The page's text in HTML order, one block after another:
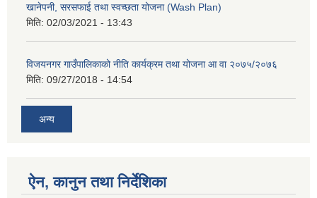
खानेपनी, सरसफाई तथा स्वच्छता योजना (Wash Plan)
मिति: 02/03/2021 - 13:43
विजयनगर गाउँपालिकाको नीति कार्यक्रम तथा योजना आ वा २०७५/२०७६
मिति: 09/27/2018 - 14:54
अन्य
ऐन, कानुन तथा निर्देशिका